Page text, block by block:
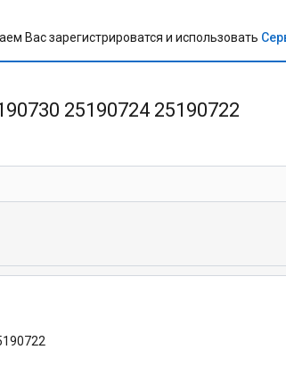
Вас зарегистрироватся и использовать
25190724 25190722